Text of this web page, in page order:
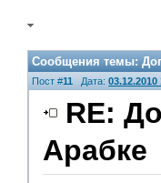
Сообщения темы:
Пост #11 Дата: 03.12.2010
RE:
Арабке